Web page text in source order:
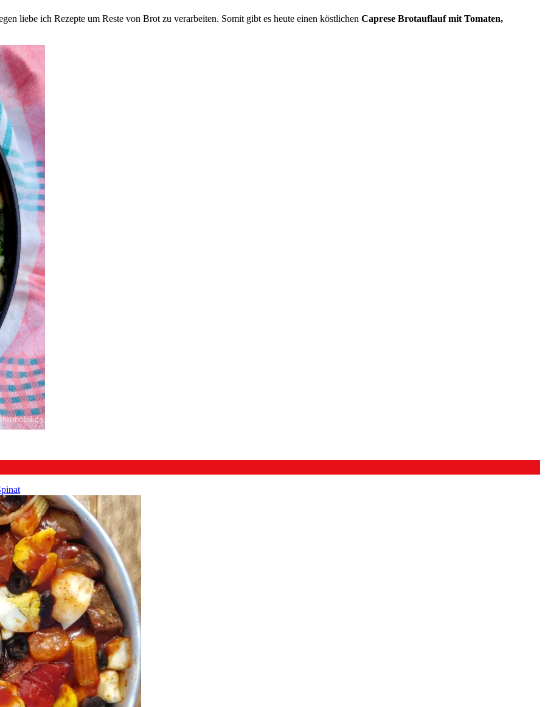
liebe ich Rezepte um Reste von Brot zu verarbeiten. Somit gibt es heute einen köstlichen Caprese Brotauflauf mit Tomaten,